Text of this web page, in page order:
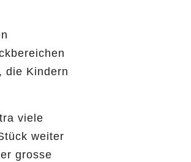
die Kindern
viele
weiter
grosse